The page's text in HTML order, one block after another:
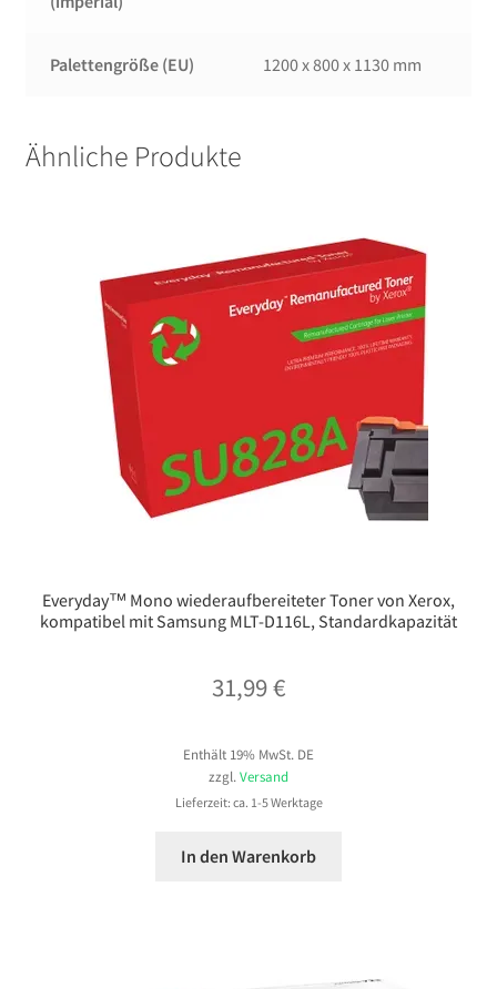
Palettengröße (EU) 1200 x 800 x 1130 mm
Ähnliche Produkte
Everyday™ Mono wiederaufbereiteter Toner von Xerox,
kompatibel mit Samsung MLT-D116L, Standardkapazität
31,99€
Enthält 19% MwSt. DE
zzgl.Versand
Lieferzeit: ca. 1-5 Werktage
In den Warenkorb